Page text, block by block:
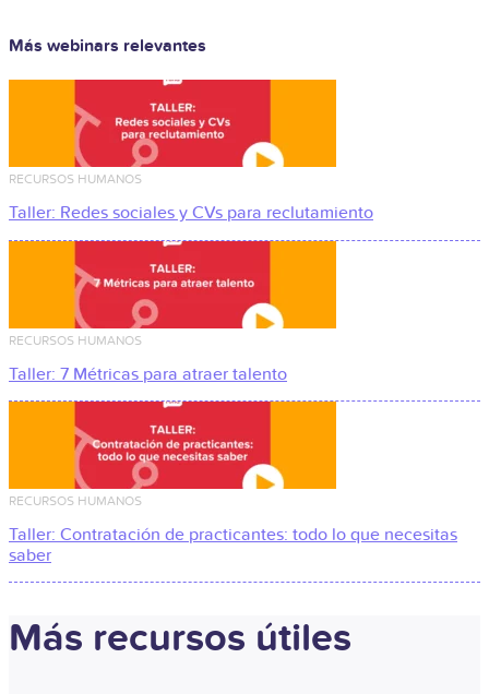
Más webinars relevantes
RECURSOS HUMANOS
Taller: Redes sociales y CVs para reclutamiento
RECURSOS HUMANOS
Taller: 7 Métricas para atraer talento
RECURSOS HUMANOS
Taller: Contratación de practicantes: todo lo que necesitas
saber
Más recursos útiles​